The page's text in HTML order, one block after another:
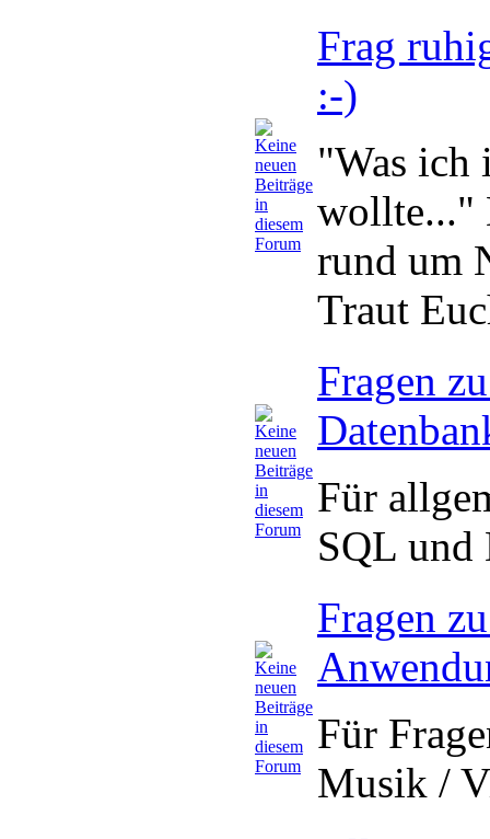
Frag
:-)
"Was ich
wollte..."
rund um
Traut
Fragen
Für
SQL und
Fragen
Für
Musik /